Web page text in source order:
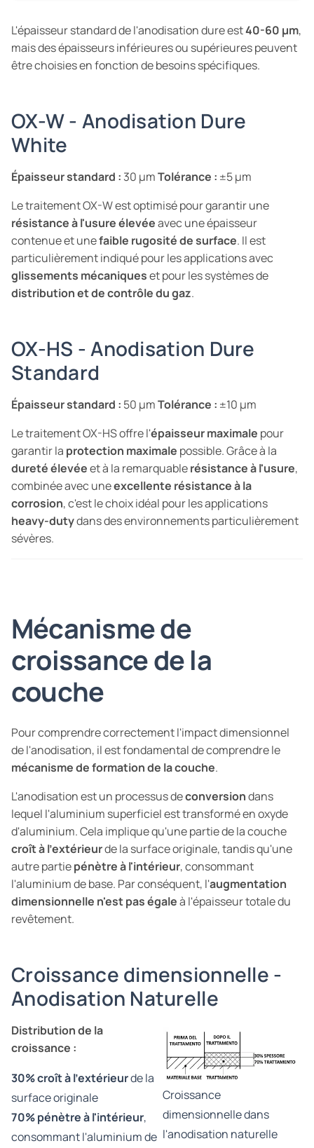
L'épaisseur standard de l'anodisation dure est40-60 µm,
mais des épaisseurs inférieures ou supérieures peuvent
être choisies en fonction de besoins spécifiques.
OX-W - Anodisation Dure
White
Épaisseur standard : 30 µmTolérance : ±5 µm
Le traitement OX-W est optimisé pour garantir une
résistance à l'usure élevéeavec une épaisseur
contenue et unefaible rugosité de surface. Il est
particulièrement indiqué pour les applications avec
glissements mécaniqueset pour les systèmes de
distribution et de contrôle du gaz.
OX-HS - Anodisation Dure
Standard
Épaisseur standard : 50 µmTolérance : ±10 µm
Le traitement OX-HS offre l'épaisseur maximale pour
garantir la protection maximale possible. Grâce à la
dureté élevéeet à la remarquablerésistance à l'usure,
combinée avec uneexcellente résistance à la
corrosion, c'est le choix idéal pour les applications
heavy-dutydans des environnements particulièrement
sévères.
Mécanisme de
croissance de la
couche
Pour comprendre correctement l'impact dimensionnel
de l'anodisation, il est fondamental de comprendre le
mécanisme de formation de la couche.
L'anodisation est un processus deconversiondans
lequel l'aluminium superficiel est transformé en oxyde
d'aluminium. Cela implique qu'une partie de la couche
croît à l'extérieurde la surface originale, tandis qu'une
autre partiepénètre à l'intérieur, consommant
l'aluminium de base. Par conséquent, l'augmentation
dimensionnelle n'est pas égaleà l'épaisseur totale du
revêtement.
Croissance dimensionnelle -
Anodisation Naturelle
Croissance
dimensionnelle dans
l'anodisation naturelle
Distribution de la
croissance :
30% croît à l'extérieurde la
surface originale
70% pénètre à l'intérieur,
consommant l'aluminium de